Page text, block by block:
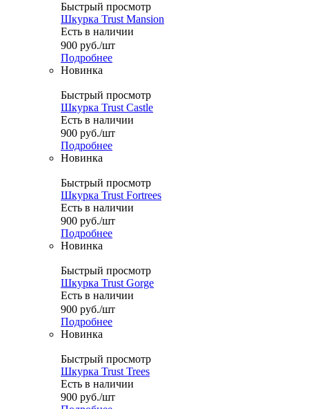
Быстрый просмотр
Шкурка Trust Mansion
Есть в наличии
900 руб./шт
Подробнее
Новинка
Быстрый просмотр
Шкурка Trust Castle
Есть в наличии
900 руб./шт
Подробнее
Новинка
Быстрый просмотр
Шкурка Trust Fortrees
Есть в наличии
900 руб./шт
Подробнее
Новинка
Быстрый просмотр
Шкурка Trust Gorge
Есть в наличии
900 руб./шт
Подробнее
Новинка
Быстрый просмотр
Шкурка Trust Trees
Есть в наличии
900 руб./шт